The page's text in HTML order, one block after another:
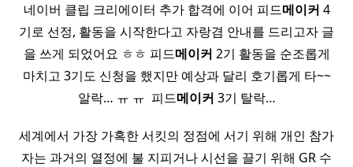
네이버 클립 크리에이터 추가 합격에 이어 피드메이커 4
기로 선정, 활동을 시작한다고 자랑겸 안내를 드리고자 글
을 쓰게 되었어요 ㅎㅎ 피드메이커 2기 활동을 순조롭게
마치고 3기도 신청을 했지만 예상과 달리 호기롭게 타~~
알락… ㅠ ㅠ ​ 피드메이커 3기 탈락…
세계에서 가장 가혹한 서킷의 정점에 서기 위해 개인 참가
자는 과거의 열정에 불 지피거나 시선을 끌기 위해 GR 수